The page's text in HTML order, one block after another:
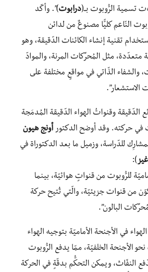
تسمية الرُّوبوت بــ(درابوت)”. وأكّد
النّاعم كليًّا مصنوعٌ من لدائن
تقنية إنشاء الكائنات الدّقيقة، وهو
متعدّدة، مثل المُحرِّكات المرنة، والموادّ
والشفاء الذّاتي في مواقعٍ مختلفة على
الاستشعار”.
الدّقيقة وقنواتُ الهواء الدّقيقة المُدمَجة
حركته. وقد أوضح الدكتور أونج هيون
للدّراسة، وزميل ما بعد الدكتوراة في
):
للرُّوبوت من قنواتٍ هوائيّة، بينما
من قنوات جزيئيّة، والّتي تُتيح حركة
البالون”.
في الأجنحة الأماميّة بتوجيه الهواء
الأجنحة الخلفيّة، ممّا يدفع الرُّوبوت
النفّاث، ويمكن التحكُّم بدقّةٍ في الحركة